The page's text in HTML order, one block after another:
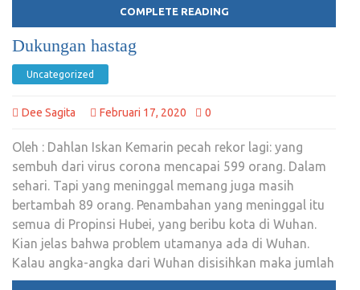
COMPLETE READING
Dukungan hastag
Uncategorized
Dee Sagita Februari 17, 2020 0
Oleh : Dahlan Iskan Kemarin pecah rekor lagi: yang
sembuh dari virus corona mencapai 599 orang. Dalam
sehari. Tapi yang meninggal memang juga masih
bertambah 89 orang. Penambahan yang meninggal itu
semua di Propinsi Hubei, yang beribu kota di Wuhan.
Kian jelas bahwa problem utamanya ada di Wuhan.
Kalau angka-angka dari Wuhan disisihkan maka jumlah